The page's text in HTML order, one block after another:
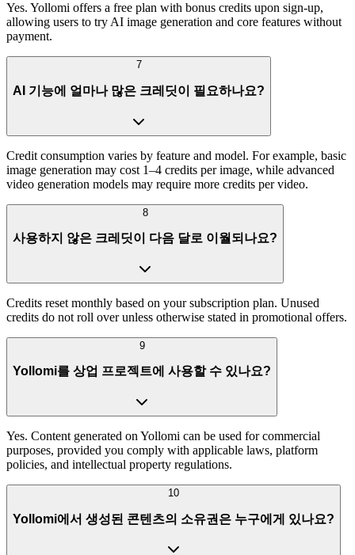
Yes. Yollomi offers a free plan with bonus credits upon sign-up,
allowing users to try AI image generation and core features without
payment.
7
AI 기능에 얼마나 많은 크레딧이 필요하나요?
Credit consumption varies by feature and model. For example, basic
image generation may cost 1–4 credits per image, while advanced
video generation models may require more credits per video.
8
사용하지 않은 크레딧이 다음 달로 이월되나요?
Credits reset monthly based on your subscription plan. Unused
credits do not roll over unless otherwise stated in promotional offers.
9
Yollomi를 상업 프로젝트에 사용할 수 있나요?
Yes. Content generated on Yollomi can be used for commercial
purposes, provided you comply with applicable laws, platform
policies, and intellectual property regulations.
10
Yollomi에서 생성된 콘텐츠의 소유권은 누구에게 있나요?